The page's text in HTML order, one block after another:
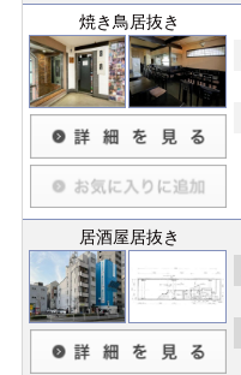
焼き鳥居抜き
居酒屋居抜き